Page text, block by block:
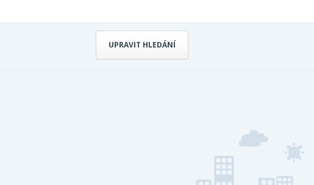
UPRAVIT HLEDÁNÍ